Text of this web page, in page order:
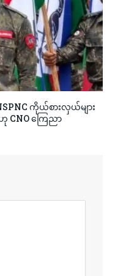
ကိုယ်စားလှယ်များ
CNO ကြေညာ